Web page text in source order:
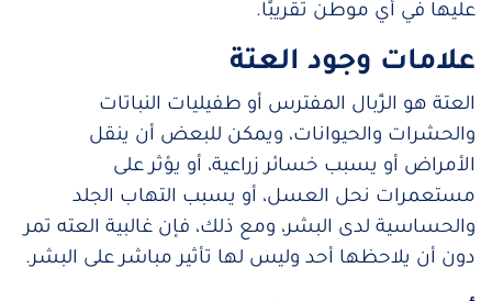
عليها في أي موطن تقريبًا.
علامات وجود العتة
العتة هو الزًبال المفترس أو طفيليات النباتات
والحشرات والحيوانات، ويمكن للبعض أن ينقل
الأمراض أو يسبب خسائر زراعية، أو يؤثر على
مستعمرات نحل العسل، أو يسبب التهاب الجلد
والحساسية لدى البشر، ومع ذلك، فإن غالبية العته تمر
دون أن يلاحظها أحد وليس لها تأثير مباشر على البشر.